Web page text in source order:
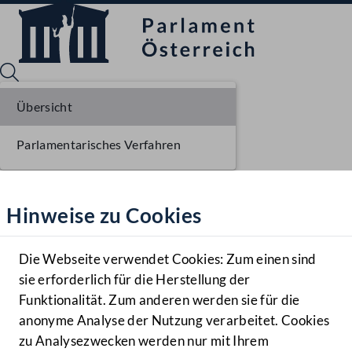
Hilfe
Benutzer
Navigationsmenü öffnen
MENÜ
Hinweise zu Cookies
Die Webseite verwendet Cookies: Zum einen sind
sie erforderlich für die Herstellung der
Funktionalität. Zum anderen werden sie für die
anonyme Analyse der Nutzung verarbeitet. Cookies
zu Analysezwecken werden nur mit Ihrem
Übersicht
Parlamentarisches Verfahren